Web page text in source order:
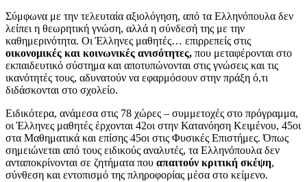
Σύμφωνα με την τελευταία αξιολόγηση, από τα Ελληνόπουλα δεν
λείπει η θεωρητική γνώση, αλλά η σύνδεσή της με την
καθημερινότητα. Οι Έλληνες μαθητές… επιρρεπείς στις
οικονομικές και κοινωνικές ανισότητες, που μεταφέρονται στο
εκπαιδευτικό σύστημα και αποτυπώνονται στις γνώσεις και τις
ικανότητές τους, αδυνατούν να εφαρμόσουν στην πράξη ό,τι
διδάσκονται στο σχολείο.
Ειδικότερα, ανάμεσα στις 78 χώρες – συμμετοχές στο πρόγραμμα,
οι Έλληνες μαθητές έρχονται 42οι στην Κατανόηση Κειμένου, 45οι
στα Μαθηματικά και επίσης 45οι στις Φυσικές Επιστήμες. Όπως
σημειώνεται από τους ειδικούς αναλυτές, τα Ελληνόπουλα δεν
ανταποκρίνονται σε ζητήματα που απαιτούν κριτική σκέψη,
σύνθεση και εντοπισμό της πληροφορίας μέσα στο κείμενο.